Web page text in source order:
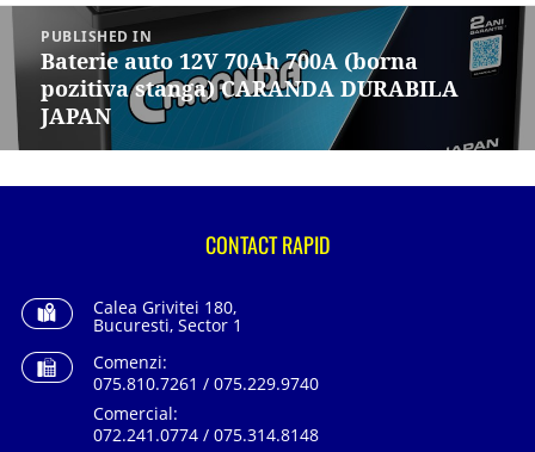
Navigare
articole
PUBLISHED IN
Baterie auto 12V 70Ah 700A (borna
pozitiva stanga) CARANDA DURABILA
JAPAN
CONTACT RAPID
Calea Grivitei 180,
Bucuresti, Sector 1
Comenzi:
075.810.7261 / 075.229.9740
Comercial:
072.241.0774 / 075.314.8148